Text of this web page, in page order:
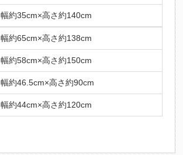
幅約35cm×高さ約140cm
幅約65cm×高さ約138cm
幅約58cm×高さ約150cm
幅約46.5cm×高さ約90cm
幅約44cm×高さ約120cm